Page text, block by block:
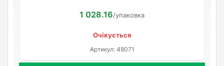
1 028.16/упаковка
Очікується
Артикул: 48071